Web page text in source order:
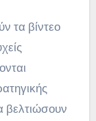
τα βίντεο
βελτιώσουν